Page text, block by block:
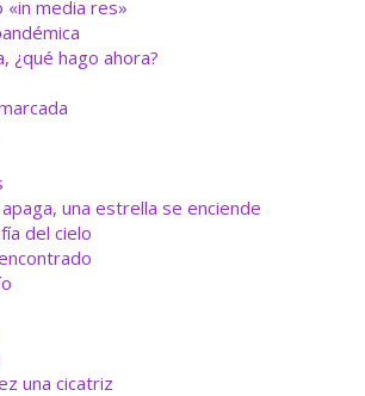
media res»
hago ahora?
una estrella se enciende
del cielo
una cicatriz